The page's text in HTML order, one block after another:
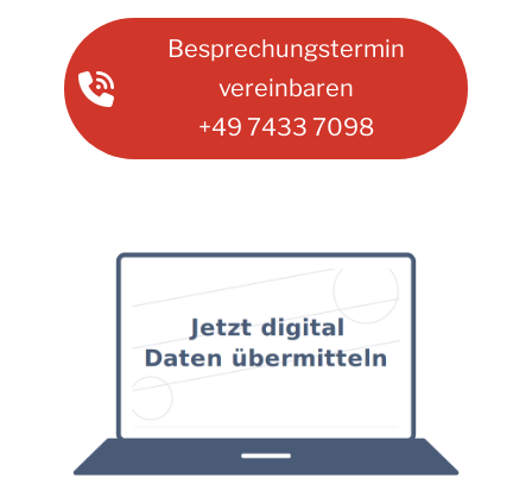
Besprechungstermin
vereinbaren
+49 7433 7098